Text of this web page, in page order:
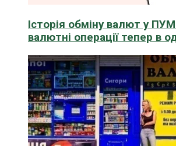
Історія обміну валют у
валютні операції тепер в